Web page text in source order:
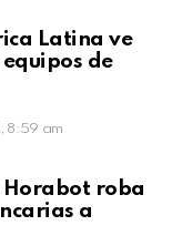
Latina ve
de
8:59 am
Horabot roba
a